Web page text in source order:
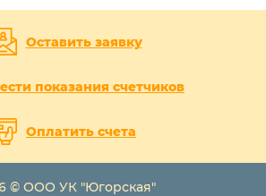
Оставить заявку
показания счетчиков
Оплатить счета
© ООО УК "Югорская"